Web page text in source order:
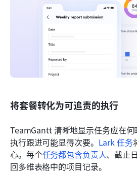
将套餐转化为可追责的执行
TeamGantt 清晰地显示任务应在
执行跟进可能显得次要。 Lark 任务
心。每个任务都包含负责人、截止
回多维表格中的项目记录。